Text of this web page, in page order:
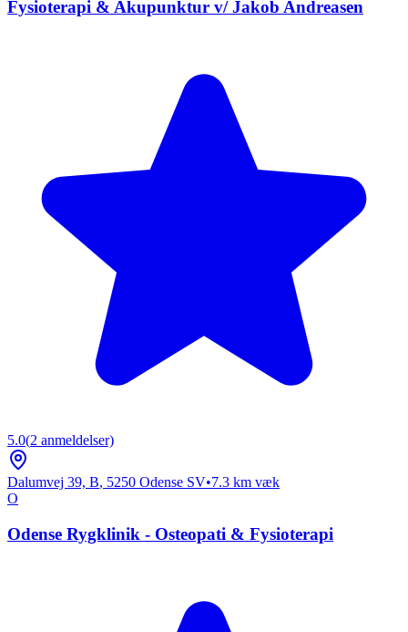
Fysioterapi & Akupunktur v/ Jakob Andreasen
5.0(2 anmeldelser)
Dalumvej 39, B, 5250 Odense SV•7.3 km væk
O
Odense Rygklinik - Osteopati & Fysioterapi